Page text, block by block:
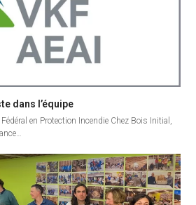
dans l’équipe
en Protection Incendie Chez Bois Initial,